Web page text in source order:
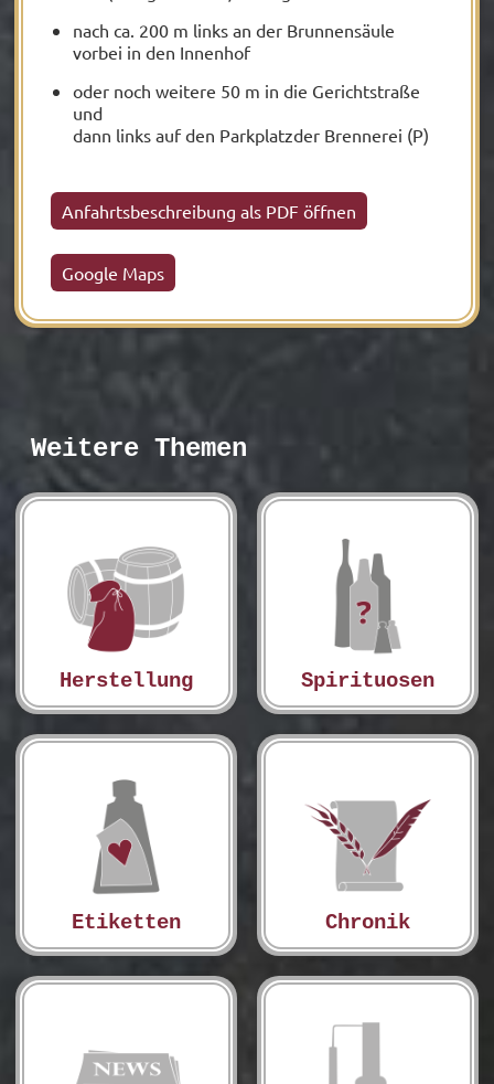
nach ca. 200 m links an der Brunnensäule
vorbei in den Innenhof
oder noch weitere 50 m in die Gerichtstraße
und
dann links auf den Parkplatzder Brennerei (P)
Anfahrtsbeschreibung als PDF öffnen
Google Maps
Weitere Themen
Herstellung Spirituosen
Etiketten Chronik